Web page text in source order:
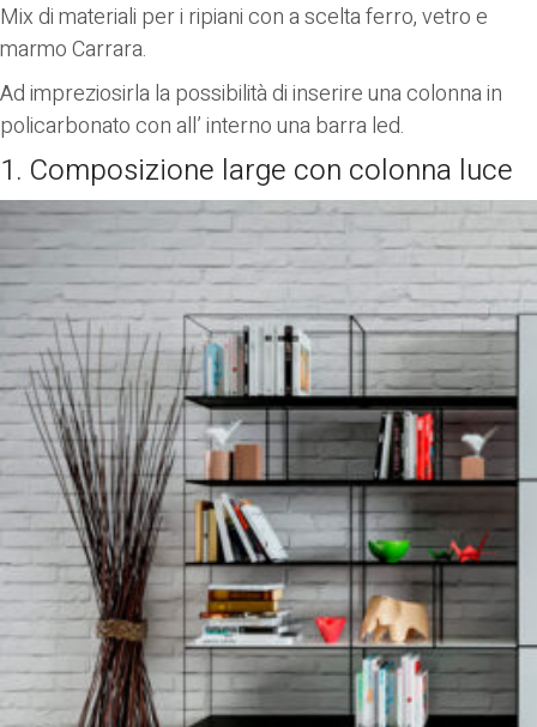
Mix di materiali per i ripiani con a scelta ferro, vetro e
marmo Carrara.
Ad impreziosirla la possibilità di inserire una colonna in
policarbonato con all’ interno una barra led.
1. Composizione large con colonna luce